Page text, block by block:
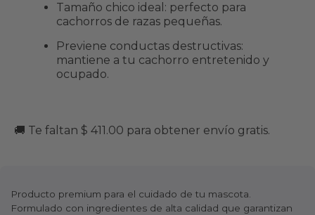
Tamaño chico ideal: perfecto para
cachorros de razas pequeñas.
Previene conductas destructivas:
mantiene a tu cachorro entretenido y
ocupado.
🚚 Te faltan $ 411.00 para obtener envío gratis.
Producto premium para el cuidado de tu mascota.
Formulado con ingredientes de alta calidad que garantizan